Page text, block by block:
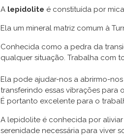
A lepidolite é constituída por
Ela um mineral matriz comum à
Conhecida como a pedra da
qualquer situação. Trabalha com
Ela pode ajudar-nos a abrirmo-
transferindo essas vibrações
É portanto excelente para o
A lepidolite é conhecida por
serenidade necessária para viver